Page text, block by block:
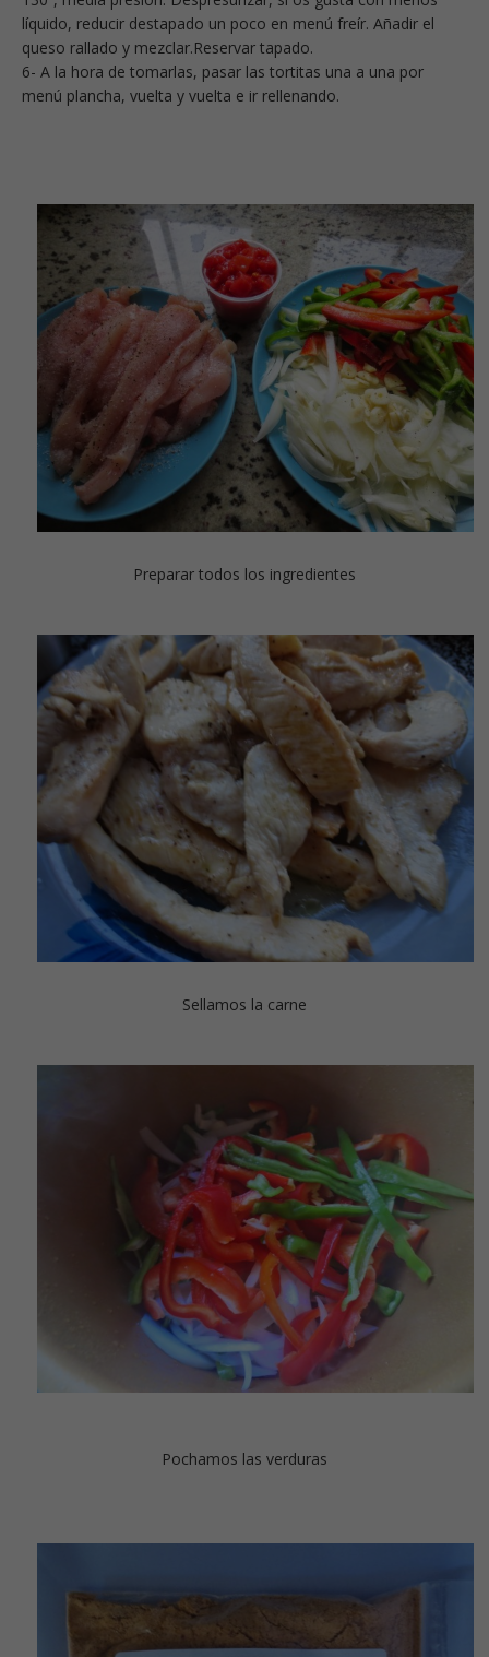
líquido, reducir destapado un poco en menú freír. Añadir el
queso rallado y mezclar.Reservar tapado.
6- A la hora de tomarlas, pasar las tortitas una a una por
menú plancha, vuelta y vuelta e ir rellenando.
Preparar todos los ingredientes
Sellamos la carne
Pochamos las verduras